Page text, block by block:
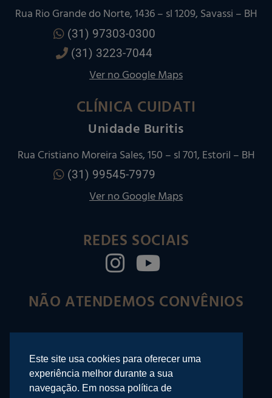
Rua Rio Grande do Norte, 1436 – sl 1209, Savassi – BH
(31) 97303-0300
(31) 3223-7044
Ver no Google Maps
CLÍNICA CUIDATI
Unidade Buritis
Rua Cristiano Moreira Sales, 150 – sl 701, Estoril – BH
(31) 99545-7979
Ver no Google Maps
REDES SOCIAIS
NÃO ATENDEMOS CONVÊNIOS
©2025 Rafael Righi – Odontologia
Este site usa cookies para oferecer uma
experiência melhor durante a sua
navegação. Em nossa política de